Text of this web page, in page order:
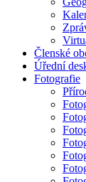
Členské
Úřední
Fotografie